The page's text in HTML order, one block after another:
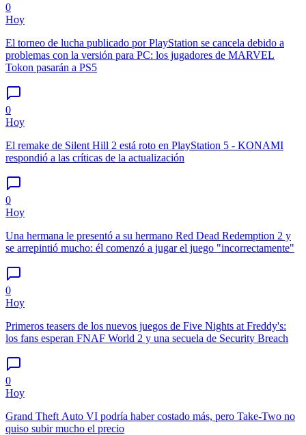
0
Hoy
El torneo de lucha publicado por PlayStation se cancela debido a
problemas con la versión para PC: los jugadores de MARVEL
Tokon pasarán a PS5
0
Hoy
El remake de Silent Hill 2 está roto en PlayStation 5 - KONAMI
respondió a las críticas de la actualización
0
Hoy
Una hermana le presentó a su hermano Red Dead Redemption 2 y
se arrepintió mucho: él comenzó a jugar el juego "incorrectamente"
0
Hoy
Primeros teasers de los nuevos juegos de Five Nights at Freddy's:
los fans esperan FNAF World 2 y una secuela de Security Breach
0
Hoy
Grand Theft Auto VI podría haber costado más, pero Take-Two no
quiso subir mucho el precio